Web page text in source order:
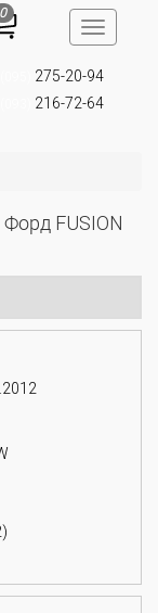
Toggle
0
275-20-94
216-72-64
FUSION